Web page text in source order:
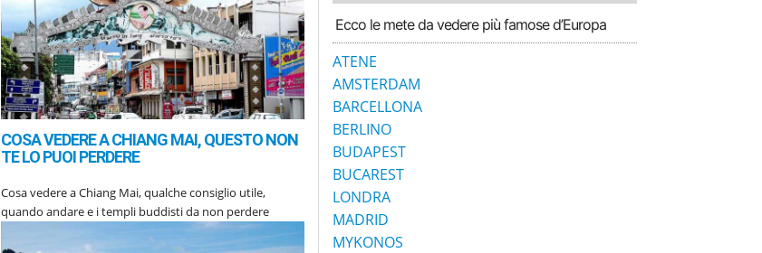
COSA VEDERE A CHIANG MAI, QUESTO NON
TE LO PUOI PERDERE
Cosa vedere a Chiang Mai, qualche consiglio utile,
quando andare e i templi buddisti da non perdere
Ecco le mete da vedere più famose d’Europa
ATENE
AMSTERDAM
BARCELLONA
BERLINO
BUDAPEST
BUCAREST
LONDRA
MADRID
MYKONOS